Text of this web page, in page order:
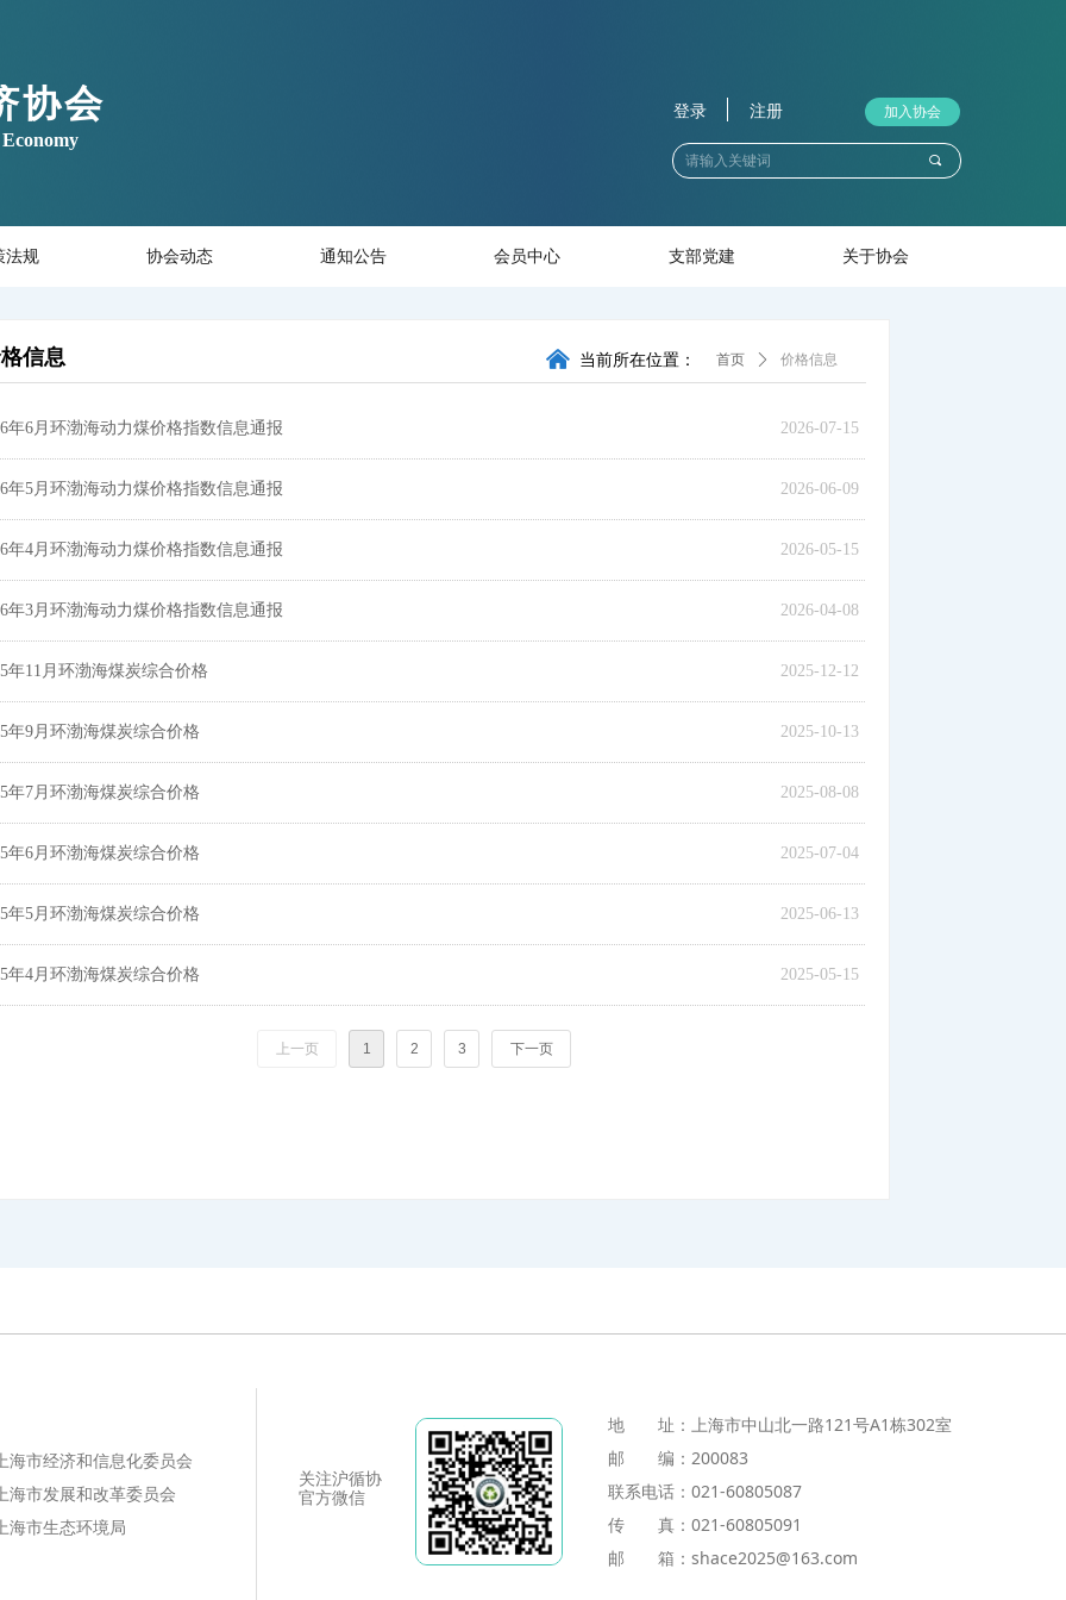
协会 加入协会
끠
登录 注册
法规 协会动态 通知公告 会员中心 支部党建 关于协会
信息 낀 当前所在位置： 首页 ꄲ 价格信息
2026-07-15
年6月环渤海动力煤价格指数信息通报
2026-06-09
年5月环渤海动力煤价格指数信息通报
2026-05-15
年4月环渤海动力煤价格指数信息通报
2026-04-08
年3月环渤海动力煤价格指数信息通报
2025-12-12
年11月环渤海煤炭综合价格
2025-10-13
年9月环渤海煤炭综合价格
2025-08-08
年7月环渤海煤炭综合价格
2025-07-04
年6月环渤海煤炭综合价格
2025-06-13
年5月环渤海煤炭综合价格
2025-05-15
年4月环渤海煤炭综合价格
上一页 1 2 3 下一页
地 址：上海市中山北一路121号A1栋302室
邮 编：200083
联系电话：021-60805087
传 真：021-60805091
邮 箱：shace2025@163.com
关注沪循协
官方微信
海市经济和信息化委员会
海市发展和改革委员会
海市生态环境局